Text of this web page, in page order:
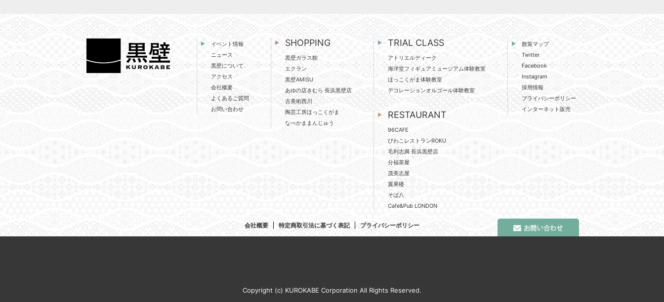
イベント情報
ニュース
黒壁について
アクセス
会社概要
よくあるご質問
お問い合わせ
SHOPPING
黒壁ガラス館
エクラン
黒壁AMISU
あゆの店きむら 長浜黒壁店
古美術西川
陶芸工房ほっこくがま
なべかままんじゅう
TRIAL CLASS
アトリエルディーク
海洋堂フィギュアミュージアム体験教室
ほっこくがま体験教室
デコレーションオルゴール体験教室
RESTAURANT
96CAFE
びわこレストランROKU
毛利志満 長浜黒壁店
分福茶屋
茂美志屋
翼果楼
そば八
Cafe&Pub LONDON
散策マップ
Twitter
Facebook
Instagram
採用情報
プライバシーポリシー
インターネット販売
会社概要 特定商取引法に基づく表記 プライバシーポリシー
Copyright (c) KUROKABE Corporation All Rights Reserved.